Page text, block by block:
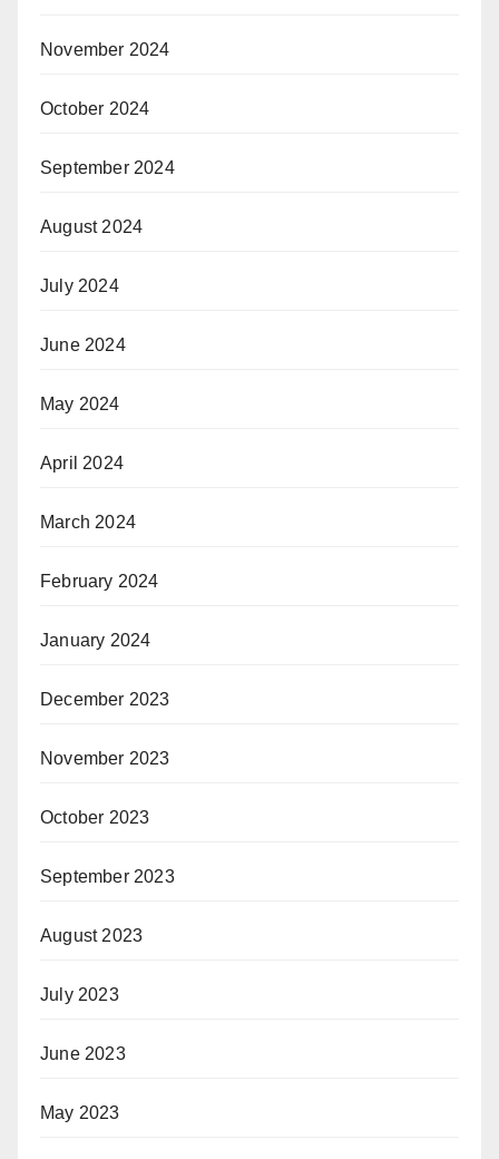
November 2024
October 2024
September 2024
August 2024
July 2024
June 2024
May 2024
April 2024
March 2024
February 2024
January 2024
December 2023
November 2023
October 2023
September 2023
August 2023
July 2023
June 2023
May 2023